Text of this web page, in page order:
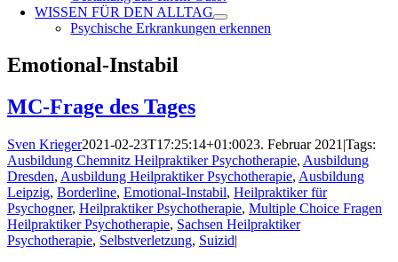
WISSEN FÜR DEN ALLTAG
Psychische Erkrankungen erkennen
Emotional-Instabil
MC-Frage des Tages
Sven Krieger2021-02-23T17:25:14+01:0023. Februar 2021 |Tags:
Ausbildung Chemnitz Heilpraktiker Psychotherapie, Ausbildung
Dresden, Ausbildung Heilpraktiker Psychotherapie, Ausbildung
Leipzig, Borderline, Emotional-Instabil, Heilpraktiker für
Psychogner, Heilpraktiker Psychotherapie, Multiple Choice Fragen
Heilpraktiker Psychotherapie, Sachsen Heilpraktiker
Psychotherapie, Selbstverletzung, Suizid|